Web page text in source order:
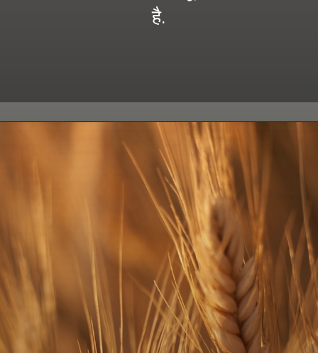
है.
Disclaimer: इस खबर में दी गई जानकारी केवल
सामान्य ज्ञान पर आधारित है.